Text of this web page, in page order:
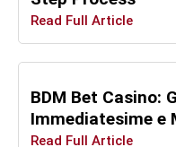
Read Full Article
BDM Bet Casino:
Immediatesime e
Read Full Article